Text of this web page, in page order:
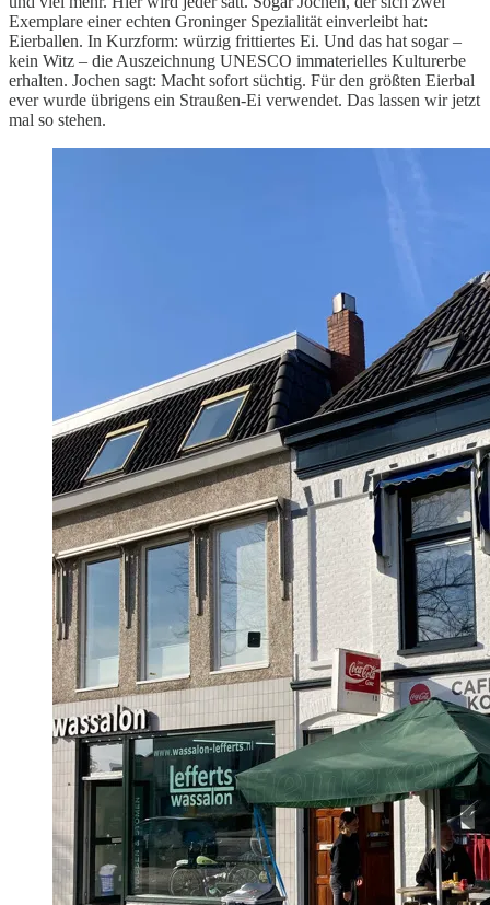
Exemplare einer echten Groninger Spezialität einverleibt hat:
Eierballen. In Kurzform: würzig frittiertes Ei. Und das hat sogar –
kein Witz – die Auszeichnung UNESCO immaterielles Kulturerbe
erhalten. Jochen sagt: Macht sofort süchtig. Für den größten Eierbal
ever wurde übrigens ein Straußen-Ei verwendet. Das lassen wir jetzt
mal so stehen.